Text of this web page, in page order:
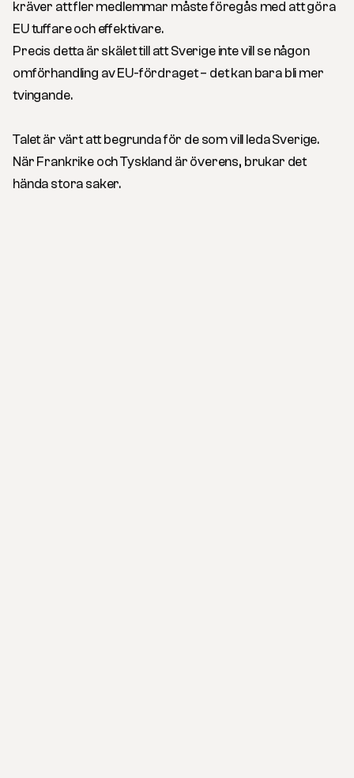
kräver att fler medlemmar måste föregås med att göra
EU tuffare och effektivare.
Precis detta är skälet till att Sverige inte vill se någon
omförhandling av EU-fördraget – det kan bara bli mer
tvingande.
Talet är värt att begrunda för de som vill leda Sverige.
När Frankrike och Tyskland är överens, brukar det
hända stora saker.